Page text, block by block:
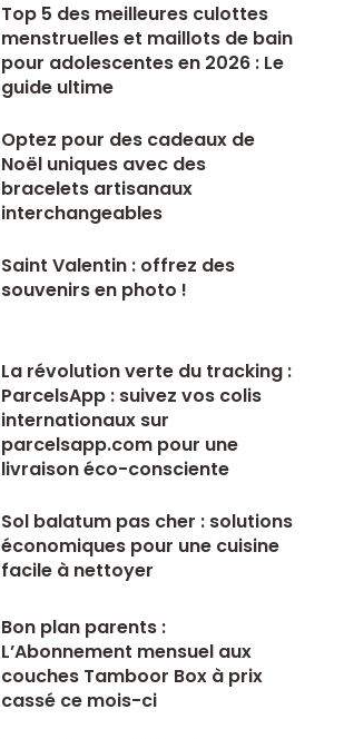
Top 5 des meilleures culottes
menstruelles et maillots de bain
pour adolescentes en 2026 : Le
guide ultime
Optez pour des cadeaux de
Noël uniques avec des
bracelets artisanaux
interchangeables
Saint Valentin : offrez des
souvenirs en photo !
La révolution verte du tracking :
ParcelsApp : suivez vos colis
internationaux sur
parcelsapp.com pour une
livraison éco-consciente
Sol balatum pas cher : solutions
économiques pour une cuisine
facile à nettoyer
Bon plan parents :
L’Abonnement mensuel aux
couches Tamboor Box à prix
cassé ce mois-ci